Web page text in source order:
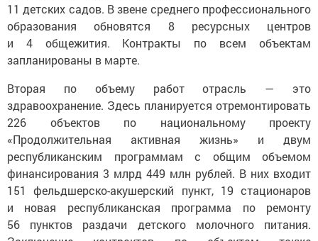
11 детских садов. В звене среднего профессионального
образования обновятся 8 ресурсных центров
и 4 общежития. Контракты по всем объектам
запланированы в марте.
Вторая по объему работ отрасль — это
здравоохранение. Здесь планируется отремонтировать
226 объектов по национальному проекту
«Продолжительная активная жизнь» и двум
республиканским программам с общим объемом
финансирования 3 млрд 449 млн рублей. В них входит
151 фельдшерско-акушерский пункт, 19 стационаров
и новая республиканская программа по ремонту
56 пунктов раздачи детского молочного питания.